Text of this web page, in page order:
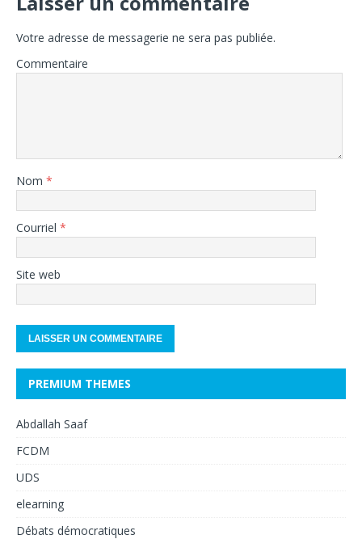
Votre adresse de messagerie ne sera pas publiée.
Commentaire
Nom *
Courriel *
Site web
PREMIUM THEMES
Abdallah Saaf
FCDM
UDS
elearning
Débats démocratiques